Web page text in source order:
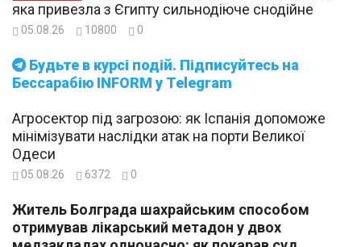
Будьте в курсі подій. Підписуйтесь на
Бессарабію INFORM у Telegram
яка привезла з Єгипту сильнодіюче снодійне
05.08.26 10800 0
Агросектор під загрозою: як Іспанія допоможе
мінімізувати наслідки атак на порти Великої
Одеси
05.08.26 6372 0
Житель Болграда шахрайським способом
отримував лікарський метадон у двох